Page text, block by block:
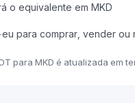
o equivalente em MKD
para comprar, vender ou
para MKD é atualizada em